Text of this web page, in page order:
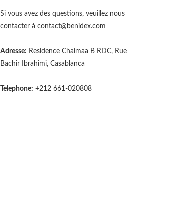
Si vous avez des questions, veuillez nous
contacter à contact@benidex.com
Adresse: Residence Chaimaa B RDC, Rue
Bachir Ibrahimi, Casablanca
Telephone: +212 661-020808